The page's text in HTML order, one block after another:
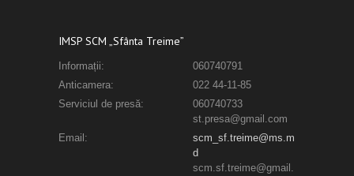
IMSP SCM „Sfânta Treime”
Informații:
060740791
Anticamera:
022 44-11-85
Serviciul de presă:
060740733
st.presa@gmail.com
Email:
scm_sf.treime@ms.m
d
scm.sf.treime@gmail.